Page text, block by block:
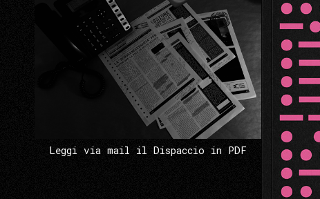
Leggi via mail il Dispaccio in PDF